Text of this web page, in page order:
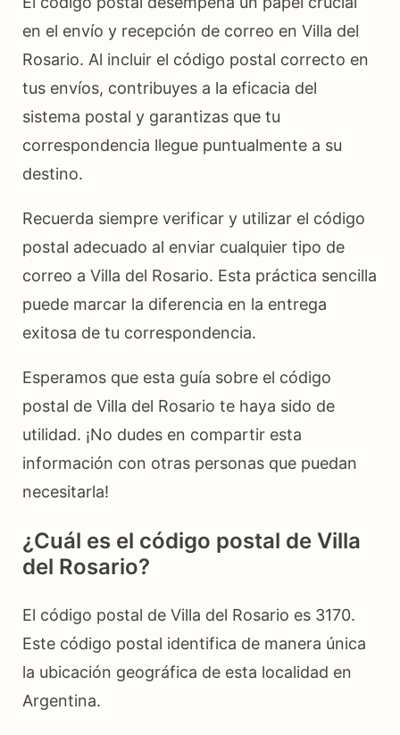
en el envío y recepción de correo en Villa del
Rosario. Al incluir el código postal correcto en
tus envíos, contribuyes a la eficacia del
sistema postal y garantizas que tu
correspondencia llegue puntualmente a su
destino.
Recuerda siempre verificar y utilizar el código
postal adecuado al enviar cualquier tipo de
correo a Villa del Rosario. Esta práctica sencilla
puede marcar la diferencia en la entrega
exitosa de tu correspondencia.
Esperamos que esta guía sobre el código
postal de Villa del Rosario te haya sido de
utilidad. ¡No dudes en compartir esta
información con otras personas que puedan
necesitarla!
¿Cuál es el código postal de Villa
del Rosario?
El código postal de Villa del Rosario es 3170.
Este código postal identifica de manera única
la ubicación geográfica de esta localidad en
Argentina.